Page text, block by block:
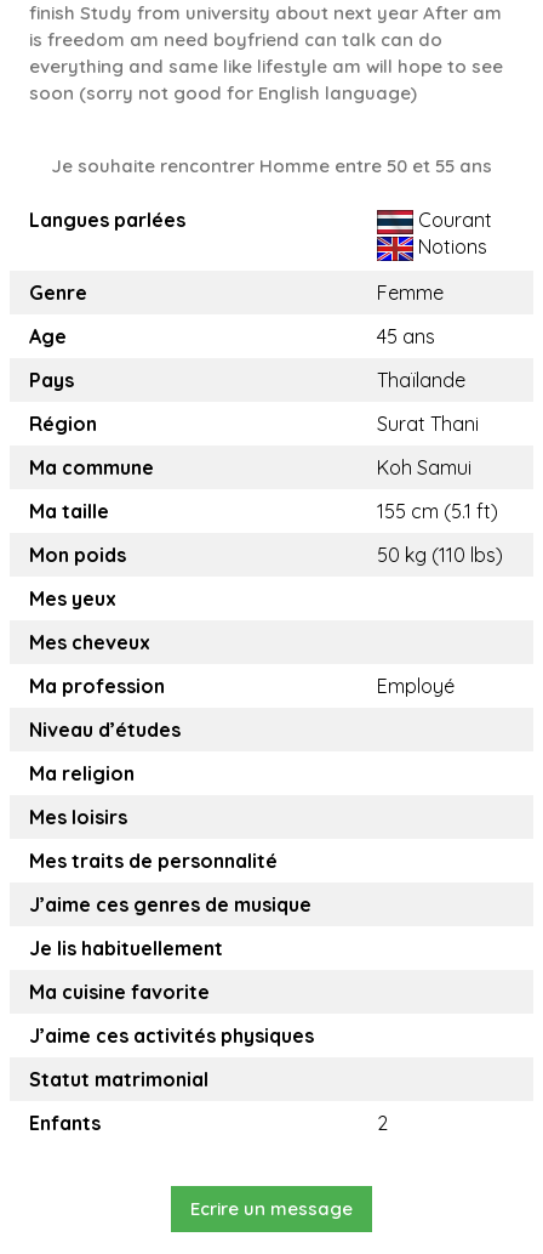
finish Study from university about next year After am
is freedom am need boyfriend can talk can do
everything and same like lifestyle am will hope to see
soon (sorry not good for English language)
Je souhaite rencontrer Homme entre 50 et 55 ans
Langues parlées
Courant
Notions
Genre
Femme
Age
45 ans
Pays
Thaïlande
Région
Surat Thani
Ma commune
Koh Samui
Ma taille
155 cm (5.1 ft)
Mon poids
50 kg (110 lbs)
Mes yeux
Mes cheveux
Ma profession
Employé
Niveau d’études
Ma religion
Mes loisirs
Mes traits de personnalité
J’aime ces genres de musique
Je lis habituellement
Ma cuisine favorite
J’aime ces activités physiques
Statut matrimonial
Enfants
2
Ecrire un message